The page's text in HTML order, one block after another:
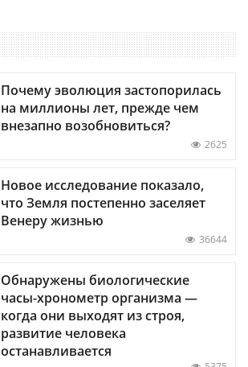
Почему эволюция застопорилась
на миллионы лет, прежде чем
внезапно возобновиться?
2625
Новое исследование показало,
что Земля постепенно заселяет
Венеру жизнью
36644
Обнаружены биологические
часы-хронометр организма —
когда они выходят из строя,
развитие человека
останавливается